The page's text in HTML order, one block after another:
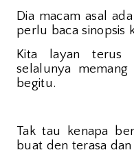
Dia macam asal
perlu baca sinopsis
Kita layan terus
selalunya memang
begitu.
Tak tau kenapa
buat den terasa dan